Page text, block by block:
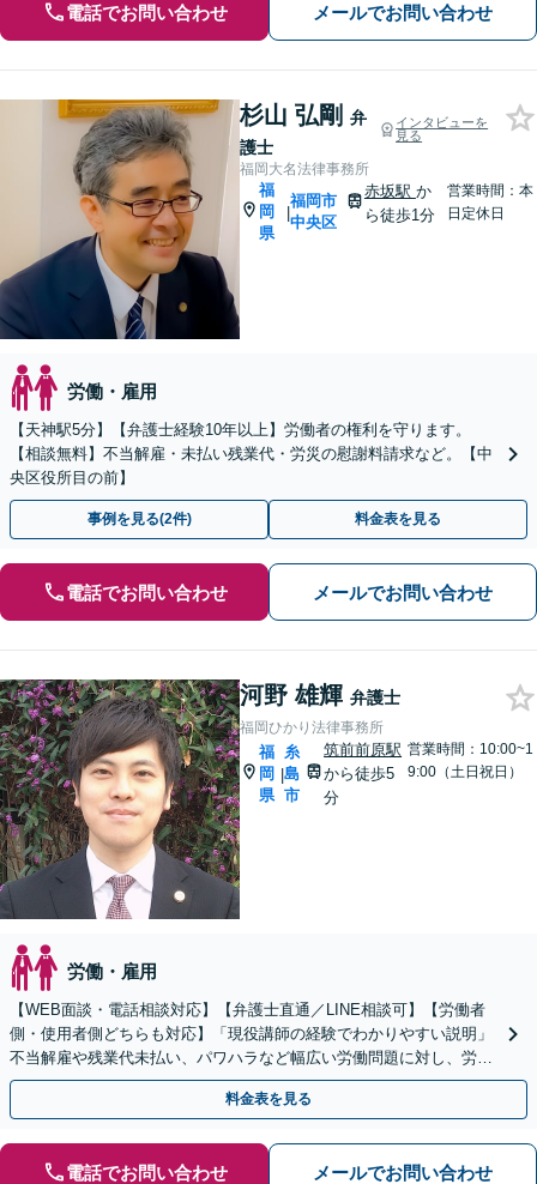
電話でお問い合わせ メールでお問い合わせ
杉山 弘剛 弁
護士
インタビューを
見る
福岡大名法律事務所
福
岡
県
|
福岡市
中央区
赤坂駅 か
ら徒歩1分
営業時間：本
日定休日
労働・雇用
【天神駅5分】【弁護士経験10年以上】労働者の権利を守ります。
【相談無料】不当解雇・未払い残業代・労災の慰謝料請求など。【中
央区役所目の前】
事例を見る(2件) 料金表を見る
電話でお問い合わせ メールでお問い合わせ
河野 雄輝 弁護士
福岡ひかり法律事務所
福
岡
県
|
糸
島
市
筑前前原駅
から徒歩5
分
営業時間：10:00~1
9:00（土日祝日）
労働・雇用
【WEB面談・電話相談対応】【弁護士直通／LINE相談可】【労働者
側・使用者側どちらも対応】「現役講師の経験でわかりやすい説明」
不当解雇や残業代未払い、パワハラなど幅広い労働問題に対し、労働
者の方々の心情を深く理解したサポートを行います。
料金表を見る
電話でお問い合わせ メールでお問い合わせ